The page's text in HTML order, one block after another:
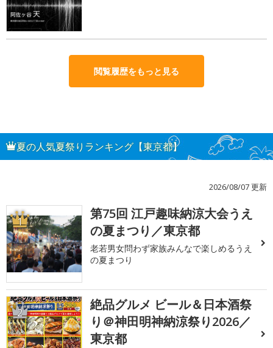
閲覧履歴をもっと見る
夏の人気夏祭りランキング【東京都】
2026/08/07 更新
1
第75回 江戸趣味納涼大会うえ
の夏まつり／東京都
老若男女問わず家族みんなで楽しめるうえ
の夏まつり
2
絶品グルメ ビール＆日本酒祭
り＠神田明神納涼祭り2026／
東京都